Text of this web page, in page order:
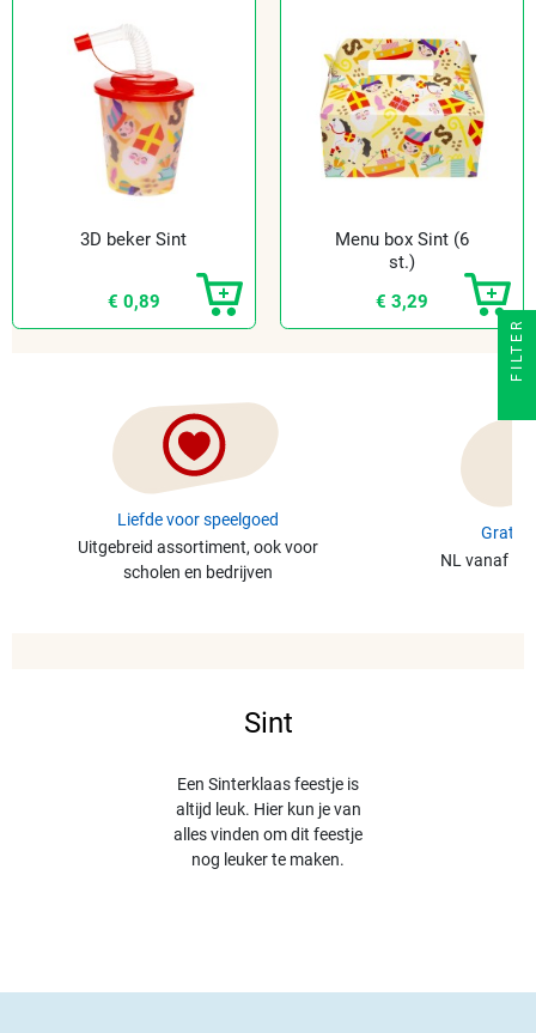
3D beker Sint
€ 0,89
Menu box Sint (6
st.)
€ 3,29
Liefde voor speelgoed
Uitgebreid assortiment, ook voor
scholen en bedrijven
Gratis
NL vanaf
Sint
Een Sinterklaas feestje is
altijd leuk. Hier kun je van
alles vinden om dit feestje
nog leuker te maken.
FILTER